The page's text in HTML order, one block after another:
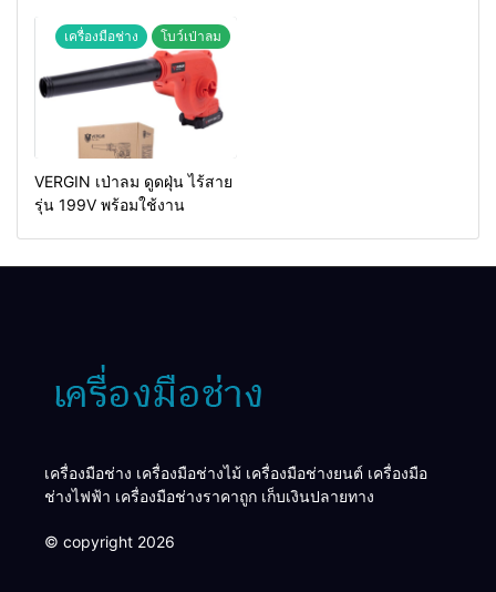
เครื่องมือช่าง โบว์เป่าลม
VERGIN เป่าลม ดูดฝุ่น ไร้สาย
รุ่น 199V พร้อมใช้งาน
เครื่องมือช่าง เครื่องมือช่างไม้ เครื่องมือช่างยนต์ เครื่องมือ
ช่างไฟฟ้า เครื่องมือช่างราคาถูก เก็บเงินปลายทาง
© copyright 2026